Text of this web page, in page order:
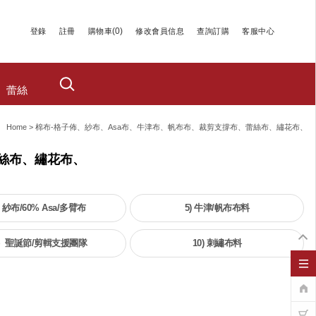
登錄 註冊 購物車(0) 修改會員信息 查詢訂購 客服中心
蕾絲
Home > 棉布-格子佈、紗布、asa布、牛津布、帆布布、裁剪支撐布、蕾絲布、繡花布、
、繡花布、
紗布/60% Asa/多臂布 5) 牛津/帆布布料
聖誕節/剪輯支援團隊 10) 刺繡布料